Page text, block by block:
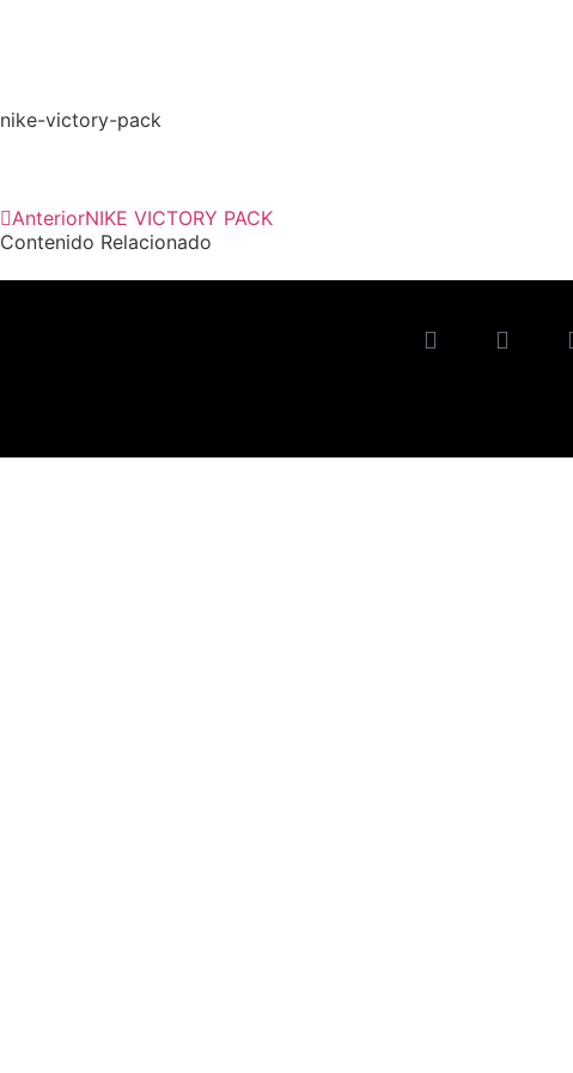
nike-victory-pack
AnteriorNIKE VICTORY PACK
Contenido Relacionado